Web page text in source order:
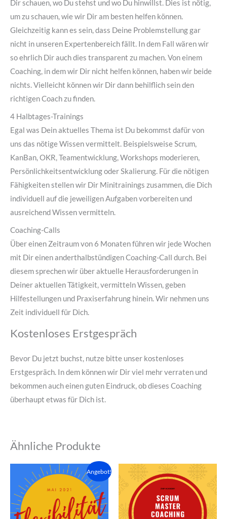
Dir schauen, wo Du stehst und wo Du hinwillst. Dies ist nötig,
um zu schauen, wie wir Dir am besten helfen können.
Gleichzeitig kann es sein, dass Deine Problemstellung gar
nicht in unseren Expertenbereich fällt. In dem Fall wären wir
so ehrlich Dir auch dies transparent zu machen. Von einem
Coaching, in dem wir Dir nicht helfen können, haben wir beide
nichts. Vielleicht können wir Dir dann behilflich sein den
richtigen Coach zu finden.
4 Halbtages-Trainings
Egal was Dein aktuelles Thema ist Du bekommst dafür von
uns das nötige Wissen vermittelt. Beispielsweise Scrum,
KanBan, OKR, Teamentwicklung, Workshops moderieren,
Persönlichkeitsentwicklung oder Skalierung. Für die nötigen
Fähigkeiten stellen wir Dir Minitrainings zusammen, die Dich
individuell auf die jeweiligen Aufgaben vorbereiten und
ausreichend Wissen vermitteln.
Coaching-Calls
Über einen Zeitraum von 6 Monaten führen wir jede Wochen
mit Dir einen anderthalbstündigen Coaching-Call durch. Bei
diesem sprechen wir über aktuelle Herausforderungen in
Deiner aktuellen Tätigkeit, vermitteln Wissen, geben
Hilfestellungen und Praxiserfahrung hinein. Wir nehmen uns
Zeit individuell für Dich.
Kostenloses Erstgespräch
Bevor Du jetzt buchst, nutze bitte unser kostenloses
Erstgespräch. In dem können wir Dir viel mehr verraten und
bekommen auch einen guten Eindruck, ob dieses Coaching
überhaupt etwas für Dich ist.
Ähnliche Produkte
Angebot!
Ursprünglicher
Preis
2.500,00 €
Aktueller
Preis
1.500,00 €.